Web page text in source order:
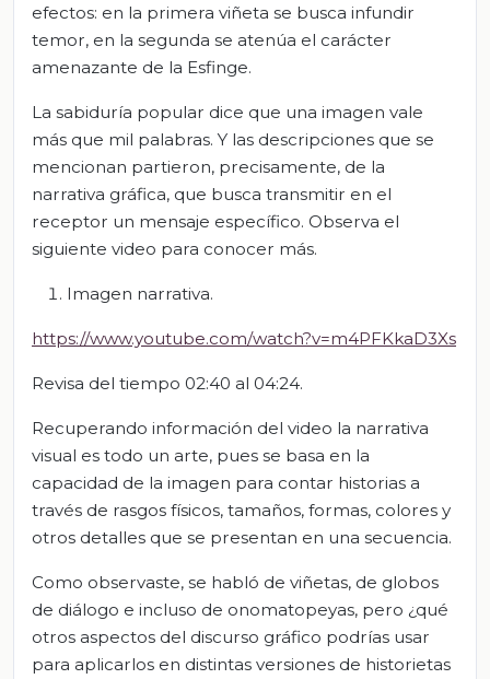
efectos: en la primera viñeta se busca infundir
temor, en la segunda se atenúa el carácter
amenazante de la Esfinge.
La sabiduría popular dice que una imagen vale
más que mil palabras. Y las descripciones que se
mencionan partieron, precisamente, de la
narrativa gráfica, que busca transmitir en el
receptor un mensaje específico. Observa el
siguiente video para conocer más.
Imagen narrativa.
https://www.youtube.com/watch?v=m4PFKkaD3Xs
Revisa del tiempo 02:40 al 04:24.
Recuperando información del video la narrativa
visual es todo un arte, pues se basa en la
capacidad de la imagen para contar historias a
través de rasgos físicos, tamaños, formas, colores y
otros detalles que se presentan en una secuencia.
Como observaste, se habló de viñetas, de globos
de diálogo e incluso de onomatopeyas, pero ¿qué
otros aspectos del discurso gráfico podrías usar
para aplicarlos en distintas versiones de historietas